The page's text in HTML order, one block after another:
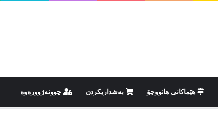
هێماکانى هاتووچۆ بەشداریکردن چوونەژوورەوە